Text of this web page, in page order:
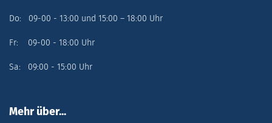
Do: 09-00 - 13:00 und 15:00 – 18:00 Uhr
Fr: 09-00 - 18:00 Uhr
Sa: 09:00 - 15:00 Uhr
Mehr über...